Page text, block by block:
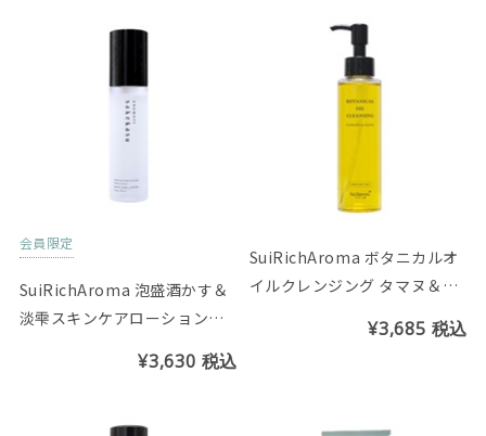
会員限定
SuiRichAroma 泡盛酒かす＆
淡雫スキンケアローション
¥3,630 税込
SuiRichAroma ボタニカルオ
イルクレンジング タマヌ＆オ
¥3,685 税込